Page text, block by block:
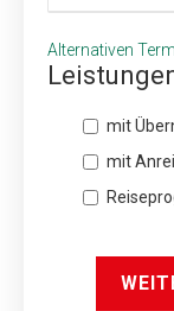
Alternativen
mit
mit